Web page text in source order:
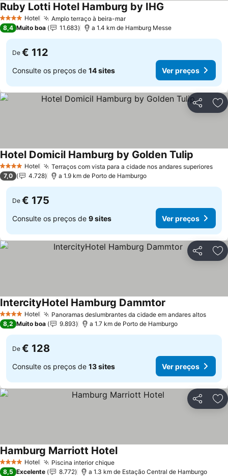
4 EstrelasHotel Amplo terraço à beira-marVer preços
Ruby Lotti Hotel Hamburg by IHG
8,4 Muito boa 11.683 a 1.4 km de Hamburg Messe
De € 112
Consulte os preços de 14 sites Ver preços
Partilhar
4 EstrelasHotel Terraços com vista para a cidade nos andares superioresVer
Hotel Domicil Hamburg by Golden Tulip
7,0 4.728 a 1.9 km de Porto de Hamburgo
De € 175
Consulte os preços de 9 sites Ver preços
Partilhar
4 EstrelasHotel Panoramas deslumbrantes da cidade em andares altosVer
IntercityHotel Hamburg Dammtor
8,2 Muito boa 9.893 a 1.7 km de Porto de Hamburgo
De € 128
Consulte os preços de 13 sites Ver preços
Partilhar
4 EstrelasHotel Piscina interior chiqueVer preços
Hamburg Marriott HotelVer preços
8,5 Excelente 8.772 a 1.3 km de Estação Central de Hamburgo